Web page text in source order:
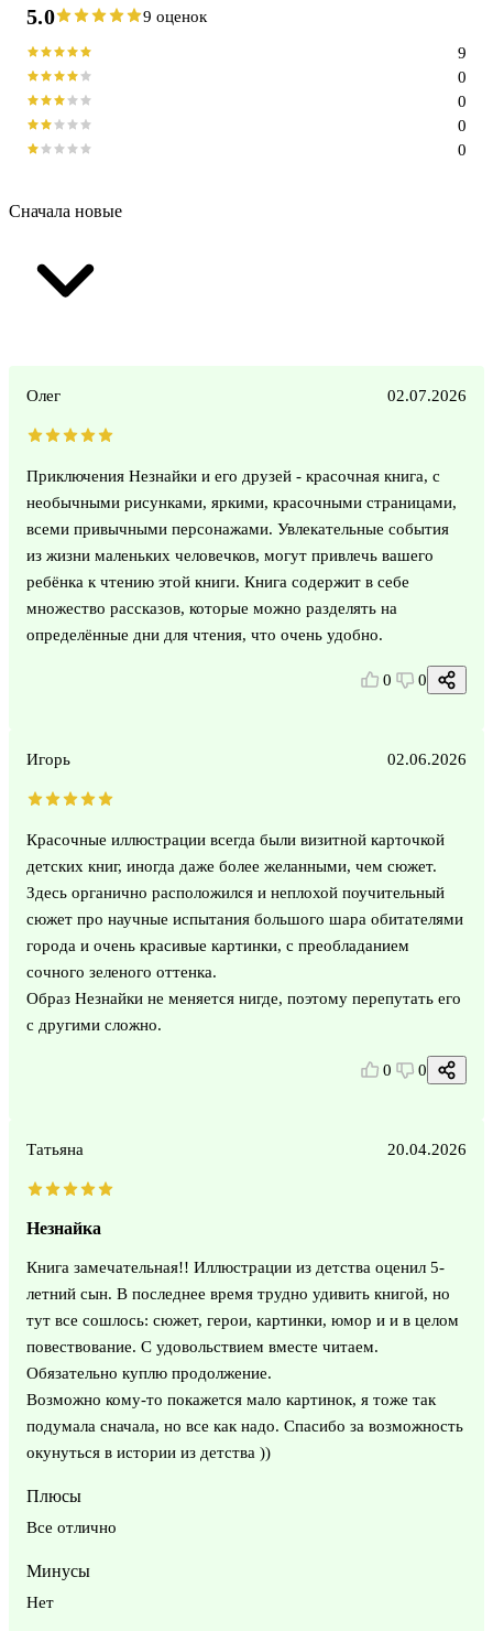
5.0 9 оценок
0
0
0
0
9
Сначала новые
Олег 02.07.2026
Приключения Незнайки и его друзей - красочная книга, с
необычными рисунками, яркими, красочными страницами,
всеми привычными персонажами. Увлекательные события
из жизни маленьких человечков, могут привлечь вашего
ребёнка к чтению этой книги. Книга содержит в себе
множество рассказов, которые можно разделять на
определённые дни для чтения, что очень удобно.
0 0
Игорь 02.06.2026
Красочные иллюстрации всегда были визитной карточкой
детских книг, иногда даже более желанными, чем сюжет.
Здесь органично расположился и неплохой поучительный
сюжет про научные испытания большого шара обитателями
города и очень красивые картинки, с преобладанием
сочного зеленого оттенка.
Образ Незнайки не меняется нигде, поэтому перепутать его
с другими сложно.
0 0
Татьяна 20.04.2026
Незнайка
Книга замечательная!! Иллюстрации из детства оценил 5-
летний сын. В последнее время трудно удивить книгой, но
тут все сошлось: сюжет, герои, картинки, юмор и и в целом
повествование. С удовольствием вместе читаем.
Обязательно куплю продолжение.
Возможно кому-то покажется мало картинок, я тоже так
подумала сначала, но все как надо. Спасибо за возможность
окунуться в истории из детства ))
Плюсы
Все отлично
Минусы
Нет